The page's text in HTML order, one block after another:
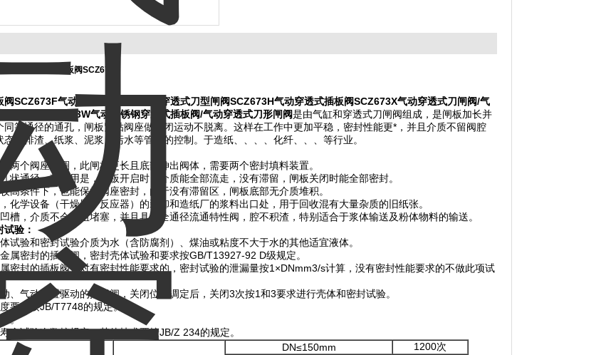
气动穿透式插板阀SCZ673H
阀SCZ673F气动穿透式长板阀 气动穿透式刀型闸阀SCZ673H气动穿透式插板阀SCZ673X气动穿透式刀闸阀/气
型闸阀
SCZ673W气动不锈钢穿透式插板阀/气动穿透式刀形闸阀是由气缸和穿透式刀闸阀组成，是闸板加长并
同等通径的通孔，闸板紧贴阀座做启闭运动不脱离。这样在工作中更加平稳，密封性能更*，并且介质不留阀腔
态。排渣、纸浆、泥浆、污水等管道的控制。于造纸、、、、化纤、、、等行业。
两个阀座封圈，此闸板更长且底部伸出阀体，需要两个密封填料装置。
状通径，其作用是，闸板开启时，介质能全部流走，没有滞留，闸板关闭时能全部密封。
高条件下，也能保持阀座密封，由于没有滞留区，闸板底部无介质堆积。
化学设备（干燥器、反应器）的装卸和造纸厂的浆料出口处，用于回收混有大量杂质的旧纸张。
槽，介质不会卡阻堵塞，并且具有全通径流通特性阀，腔不积渣，特别适合于浆体输送及粉体物料的输送。
验：
试验和密封试验介质为水（含防腐剂）、煤油或粘度不大于水的其他适宜液体。
属密封的插板阀，密封壳体试验和要求按GB/T13927-92 D级规定。
密封的插板阀，对有密封性能要求的，密封试验的泄漏量按1×DNmm3/s计算，没有密封性能要求的不做此项试
、气动装置驱动的插板阀，关闭位置调定后，关闭3次按1和3要求进行壳体和密封试验。
要求按JB/T7748的规定。
。
命试验次数按规定，其他技术要按JB/Z 234的规定。
DN≤150mm
1200次